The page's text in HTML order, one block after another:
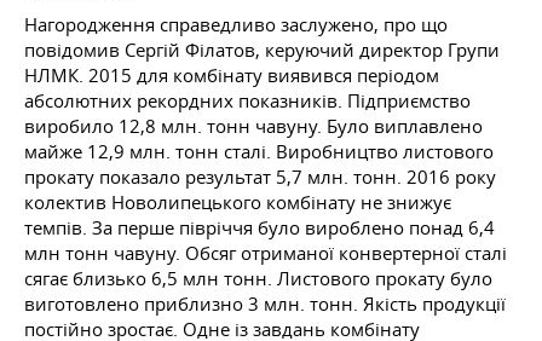
Нагородження справедливо заслужено, про що
повідомив Сергій Філатов, керуючий директор Групи
НЛМК. 2015 для комбінату виявився періодом
абсолютних рекордних показників. Підприємство
виробило 12,8 млн. тонн чавуну. Було виплавлено
майже 12,9 млн. тонн сталі. Виробництво листового
прокату показало результат 5,7 млн. тонн. 2016 року
колектив Новолипецького комбінату не знижує
темпів. За перше півріччя було вироблено понад 6,4
млн тонн чавуну. Обсяг отриманої конвертерної сталі
сягає близько 6,5 млн тонн. Листового прокату було
виготовлено приблизно 3 млн. тонн. Якість продукції
постійно зростає. Одне із завдань комбінату